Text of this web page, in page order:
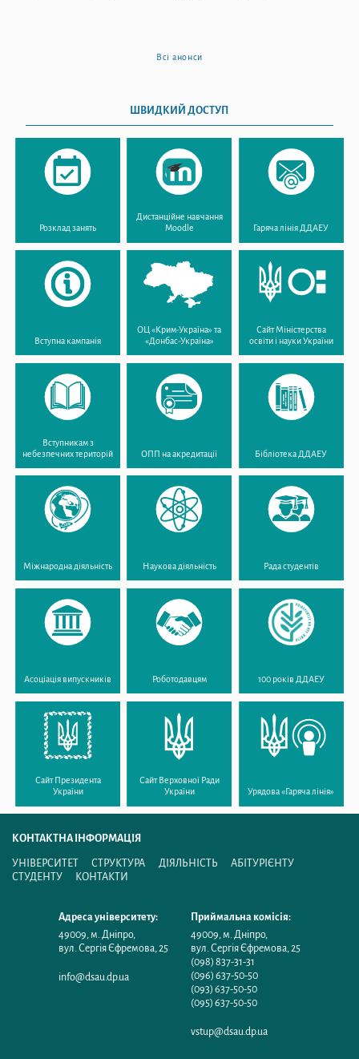
Всі анонси
ШВИДКИЙ ДОСТУП
Розклад занять
Дистанційне навчання
Moodle
Гаряча лінія ДДАЕУ
Вступна кампанія
ОЦ «Крим-Україна» та
«Донбас-Україна»
Сайт Міністерства
освіти і науки України
Вступникам з
небезпечних територій
ОПП на акредитації Бібліотека ДДАЕУ
Міжнародна діяльність Наукова діяльність Рада студентів
Асоціація випускників Роботодавцям 100 років ДДАЕУ
Сайт Президента
України
Сайт Верховної Ради
України
Урядова «Гаряча лінія»
КОНТАКТНА ІНФОРМАЦІЯ
УНІВЕРСИТЕТ СТРУКТУРА ДІЯЛЬНІСТЬ
АБІТУРІЄНТУ
СТУДЕНТУ
КОНТАКТИ
Адреса університету:
49009,м. Дніпро,
вул. Сергія Єфремова, 25
info@dsau.dp.ua
Приймальна комісія:
49009,м. Дніпро,
вул. Сергія Єфремова, 25
(098) 837-31-31
(096) 637-50-50
(093) 637-50-50
(095) 637-50-50
vstup@dsau.dp.ua